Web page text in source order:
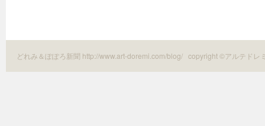
どれみ＆ぽぽろ新聞 http://www.art-doremi.com/blog/ copyright ©アルテドレ